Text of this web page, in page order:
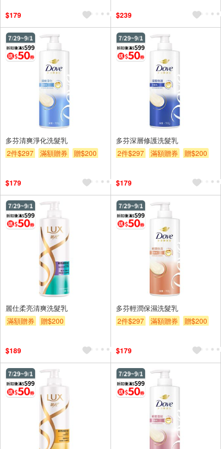
$179
$239
多芬清爽淨化洗髮乳
2件$297
滿額贈券 贈$200
$179
多芬深層修護洗髮乳
2件$297
滿額贈券 贈$200
$179
麗仕柔亮清爽洗髮乳
滿額贈券
贈$200
$189
多芬輕潤保濕洗髮乳
2件$297
滿額贈券 贈$200
$179